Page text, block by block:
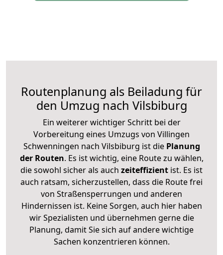
Routenplanung als Beiladung für
den Umzug nach Vilsbiburg
Ein weiterer wichtiger Schritt bei der
Vorbereitung eines Umzugs von Villingen
Schwenningen nach Vilsbiburg ist diePlanung
der Routen. Es ist wichtig, eine Route zu wählen,
die sowohl sicher als auch zeiteffizient ist. Es ist
auch ratsam, sicherzustellen, dass die Route frei
von Straßensperrungen und anderen
Hindernissen ist. Keine Sorgen, auch hier haben
wir Spezialisten und übernehmen gerne die
Planung, damit Sie sich auf andere wichtige
Sachen konzentrieren können.